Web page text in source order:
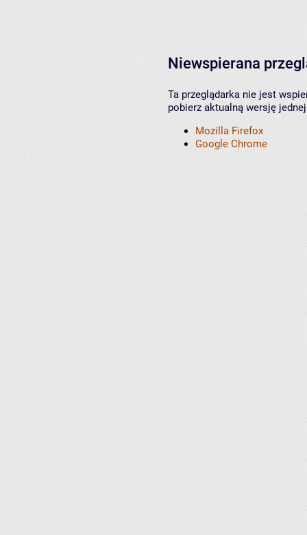
Niewspierana
Ta przeglądarka nie jest
pobierz aktualną wersję
Mozilla Firefox
Google Chrome